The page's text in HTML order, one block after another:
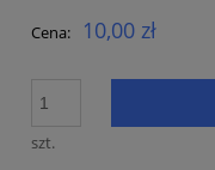
Cena: 10,00 zł
szt.